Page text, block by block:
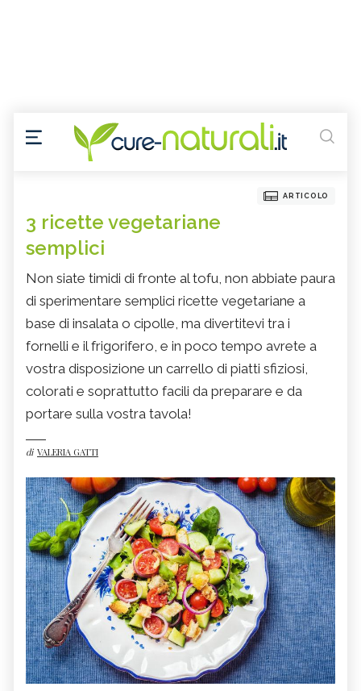
ARTICOLO
3 ricette vegetariane
semplici
Non siate timidi di fronte al tofu, non abbiate paura
di sperimentare semplici ricette vegetariane a
base di insalata o cipolle, ma divertitevi tra i
fornelli e il frigorifero, e in poco tempo avrete a
vostra disposizione un carrello di piatti sfiziosi,
colorati e soprattutto facili da preparare e da
portare sulla vostra tavola!
di VALERIA GATTI